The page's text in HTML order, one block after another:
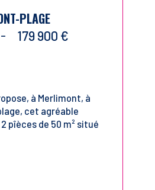
PLAGE
- 179 900 €
à Merlimont, à
cet agréable
pîèces de 50 m² situé